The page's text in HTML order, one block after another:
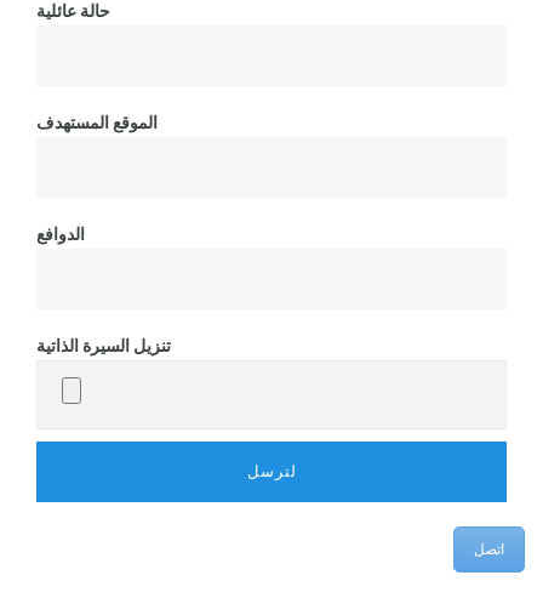
حالة عائلية
الموقع المستهدف
الدوافع
تنزيل السيرة الذاتية
اتصل